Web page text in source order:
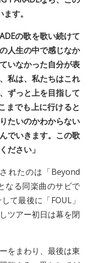
す。
の歌を歌い続けて
人生の中で感じなか
いなかった自分が表
私は、私たちはこれ
ずっと上を目指して
までも上に行けると
たいのかわからない
でいきます。この歌
ださい」
れたのは「Beyond
なる同楽曲のサビで
て最後に「FOUL」
ツアー初日は幕を閉
をまわり、最後は東